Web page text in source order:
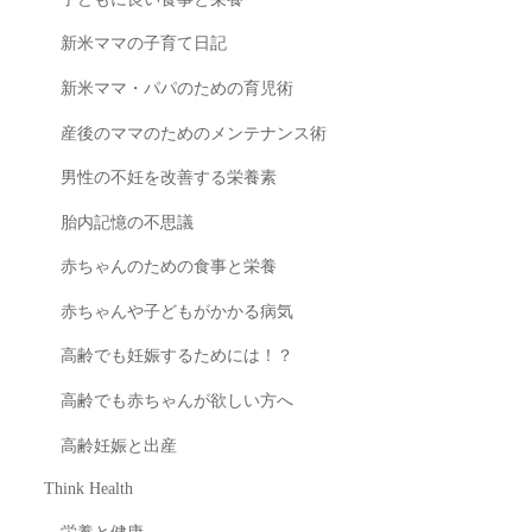
新米ママの子育て日記
新米ママ・パパのための育児術
産後のママのためのメンテナンス術
男性の不妊を改善する栄養素
胎内記憶の不思議
赤ちゃんのための食事と栄養
赤ちゃんや子どもがかかる病気
高齢でも妊娠するためには！？
高齢でも赤ちゃんが欲しい方へ
高齢妊娠と出産
Think Health